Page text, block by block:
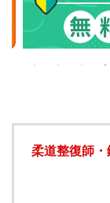
柔道整復師